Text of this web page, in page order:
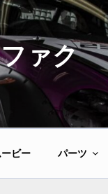
ァク
ービー パーツ